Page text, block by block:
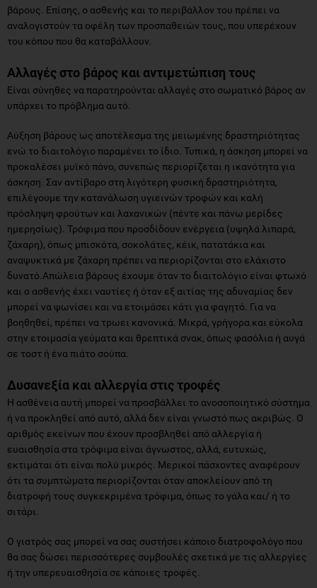
βάρους. Επίσης, ο ασθενής και το περιβάλλον του πρέπει να
αναλογιστούν τα οφέλη των προσπαθειών τους, που υπερέχουν
του κόπου που θα καταβάλλουν.
Αλλαγές στο βάρος και αντιμετώπιση τους
Είναι σύνηθες να παρατηρούνται αλλαγές στο σωματικό βάρος αν
υπάρχει το πρόβλημα αυτό.
Αύξηση βάρους ως αποτέλεσμα της μειωμένης δραστηριότητας
ενώ το διαιτολόγιο παραμένει το ίδιο. Τυπικά, η άσκηση μπορεί να
προκαλέσει μυϊκό πόνο, συνεπώς περιορίζεται η ικανότητα για
άσκηση. Σαν αντίβαρο στη λιγότερη φυσική δραστηριότητα,
επιλέγουμε την κατανάλωση υγιεινών τροφών και καλή
πρόσληψη φρούτων και λαχανικών (πέντε και πάνω μερίδες
ημερησίως). Τρόφιμα που προσδίδουν ενέργεια (υψηλά λιπαρά,
ζάχαρη), όπως μπισκότα, σοκολάτες, κέικ, πατατάκια και
αναψυκτικά με ζάχαρη πρέπει να περιορίζονται στο ελάχιστο
δυνατό.Απώλεια βάρους έχουμε όταν το διαιτολόγιο είναι φτωχό
και ο ασθενής έχει ναυτίες ή όταν εξ αιτίας της αδυναμίας δεν
μπορεί να ψωνίσει και να ετοιμάσει κάτι για φαγητό. Για να
βοηθηθεί, πρέπει να τρωει κανονικά. Μικρά, γρήγορα και εύκολα
στην ετοιμασία γεύματα και θρεπτικά σνακ, όπως φασόλια ή αυγά
σε τοστ ή ένα πιάτο σούπα.
Δυσανεξία και αλλεργία στις τροφές
Η ασθένεια αυτή μπορεί να προσβάλλει το ανοσοποιητικό σύστημα
ή να προκληθεί από αυτό, αλλά δεν είναι γνωστό πως ακριβώς. Ο
αριθμός εκείνων που έχουν προσβληθεί από αλλεργία ή
ευαισθησία στα τρόφιμα είναι άγνωστος, αλλά, ευτυχώς,
εκτιμάται ότι είναι πολύ μικρός. Μερικοί πάσχοντες αναφέρουν
ότι τα συμπτώματα περιορίζονται όταν αποκλείουν από τη
διατροφή τους συγκεκριμένα τρόφιμα, όπως το γάλα και/ ή το
σιτάρι.
Ο γιατρός σας μπορεί να σας συστήσει κάποιο διατροφολόγο που
θα σας δώσει περισσότερες συμβουλές σχετικά με τις αλλεργίες
ή την υπερευαισθησία σε κάποιες τροφές.